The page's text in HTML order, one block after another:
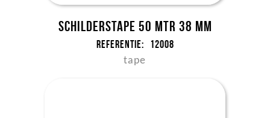
Schilderstape 50 mtr 38 mm
Referentie: 12008
tape